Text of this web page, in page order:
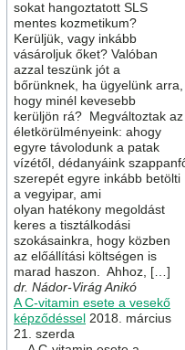
sokat hangoztatott SLS
mentes kozmetikum?
Kerüljük, vagy inkább
vásároljuk őket? Valóban
azzal teszünk jót a
bőrünknek, ha ügyelünk arra,
hogy minél kevesebb
kerüljön rá? Megváltoztak az
életkörülményeink: ahogy
egyre távolodunk a patak
vízétől, dédanyáink
szerepét egyre inkább betölti
a vegyipar, ami
olyan hatékony megoldást
keres a tisztálkodási
szokásainkra, hogy közben
az előállítási költségen is
marad haszon. Ahhoz, […]
dr. Nádor-Virág Anikó
A C-vitamin esete a vesekő
képződéssel 2018. március
21. szerda